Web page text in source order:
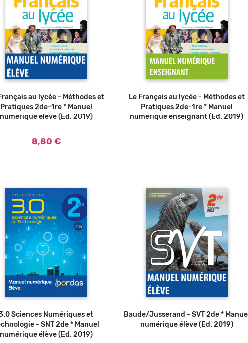
Ajouter au panier
au lycée - Méthodes et
Pratiques 2de-1re * Manuel
numérique élève (Ed. 2019)
8,80 €
Le Français au lycée - Méthodes et
Pratiques 2de-1re * Manuel
numérique enseignant (Ed. 2019)
Ajouter au panier
Sciences Numériques et
- SNT 2de * Manuel
numérique élève (Ed. 2019)
Ajouter au panier
Baude/Jusserand - SVT 2de * Manuel
numérique élève (Ed. 2019)